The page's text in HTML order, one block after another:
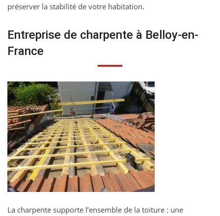
préserver la stabilité de votre habitation.
Entreprise de charpente à Belloy-en-
France
La charpente supporte l’ensemble de la toiture : une